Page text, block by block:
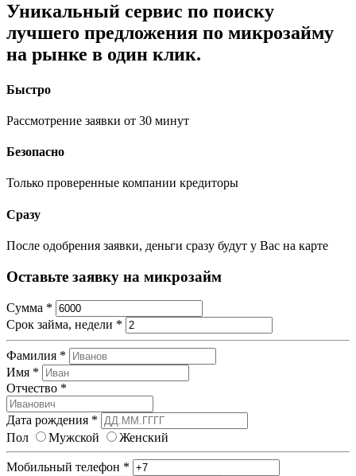
Уникальный сервис по поиску
лучшего предложения по микрозайму
на рынке в один клик.
Быстро
Рассмотрение заявки от 30 минут
Безопасно
Только проверенные компании кредиторы
Сразу
После одобрения заявки, деньги сразу будут у Вас на карте
Оставьте заявку на микрозайм
Сумма *
Срок займа, недели *
Фамилия *
Имя *
Отчество *
Дата рождения *
Пол
Мужской Женский
Мобильный телефон *